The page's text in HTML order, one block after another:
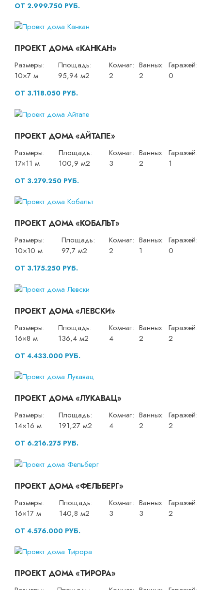
ОТ 2.999.750 РУБ.
ПРОЕКТ ДОМА «КАНКАН»
Размеры:
10×7 м
Площадь:
95,94 м2
Комнат:
2
Ванных:
2
Гаражей:
0
ОТ 3.118.050 РУБ.
ПРОЕКТ ДОМА «АЙТАПЕ»
Размеры:
17×11 м
Площадь:
100,9 м2
Комнат:
3
Ванных:
2
Гаражей:
1
ОТ 3.279.250 РУБ.
ПРОЕКТ ДОМА «КОБАЛЬТ»
Размеры:
10×10 м
Площадь:
97,7 м2
Комнат:
2
Ванных:
1
Гаражей:
0
ОТ 3.175.250 РУБ.
ПРОЕКТ ДОМА «ЛЕВСКИ»
Размеры:
16×8 м
Площадь:
136,4 м2
Комнат:
4
Ванных:
2
Гаражей:
2
ОТ 4.433.000 РУБ.
ПРОЕКТ ДОМА «ЛУКАВАЦ»
Размеры:
14×16 м
Площадь:
191,27 м2
Комнат:
4
Ванных:
2
Гаражей:
2
ОТ 6.216.275 РУБ.
ПРОЕКТ ДОМА «ФЕЛЬБЕРГ»
Размеры:
16×17 м
Площадь:
140,8 м2
Комнат:
3
Ванных:
3
Гаражей:
2
ОТ 4.576.000 РУБ.
ПРОЕКТ ДОМА «ТИРОРА»